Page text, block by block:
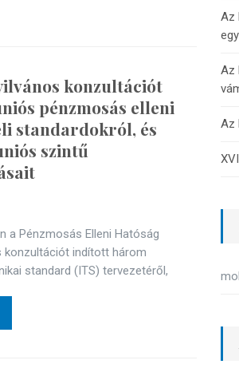
konzultációt
pénzmosás elleni
standardokról, és
szintű
a Pénzmosás Elleni Hatóság
konzultációt indított három
standard (ITS) tervezetéről,
Az
Az
Az